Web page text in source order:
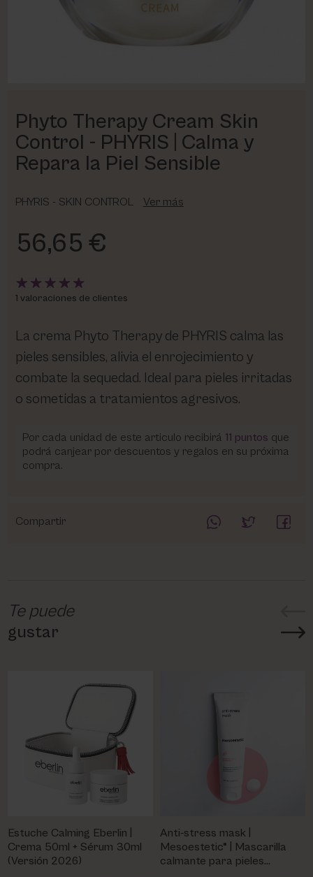
Phyto Therapy Cream Skin
Control - PHYRIS | Calma y
Repara la Piel Sensible
PHYRIS - SKIN CONTROL Ver más
56,65 €
1 valoraciones de clientes
La crema Phyto Therapy de PHYRIS calma las
pieles sensibles, alivia el enrojecimiento y
combate la sequedad. Ideal para pieles irritadas
o sometidas a tratamientos agresivos.
Por cada unidad de este articulo recibirá 11 puntos que
podrá canjear por descuentos y regalos en su próxima
compra.
Compartir
Te puede
gustar
Estuche Calming Eberlin |
Crema 50ml + Sérum 30ml
(Versión 2026)
Anti-stress mask |
Mesoestetic® | Mascarilla
calmante para pieles
PHARM FOOT
VICTORIA VYNN